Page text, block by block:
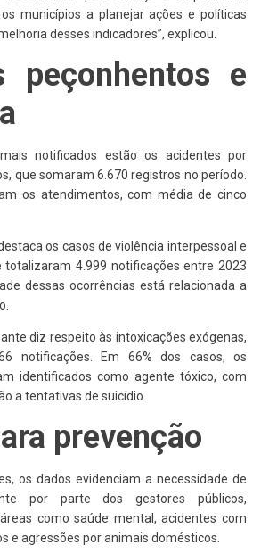
municípios a planejar ações e políticas
desses indicadores”, explicou.
peçonhentos e
notificados estão os acidentes por
que somaram 6.670 registros no período.
os atendimentos, com média de cinco
os casos de violência interpessoal e
totalizaram 4.999 notificações entre 2023
dessas ocorrências está relacionada a
diz respeito às intoxicações exógenas,
notificações. Em 66% dos casos, os
identificados como agente tóxico, com
a tentativas de suicídio.
prevenção
os dados evidenciam a necessidade de
por parte dos gestores públicos,
como saúde mental, acidentes com
e agressões por animais domésticos.